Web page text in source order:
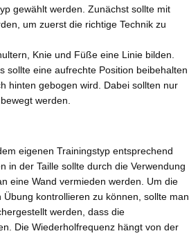
gewählt werden. Zunächst sollte mit
um zuerst die richtige Technik zu
Knie und Füße eine Linie bilden.
sollte eine aufrechte Position beibehalten
hinten gebogen wird. Dabei sollten nur
werden.
eigenen Trainingstyp entsprechend
in der Taille sollte durch die Verwendung
eine Wand vermieden werden. Um die
kontrollieren zu können, sollte man
werden, dass die
Die Wiederholfrequenz hängt von der